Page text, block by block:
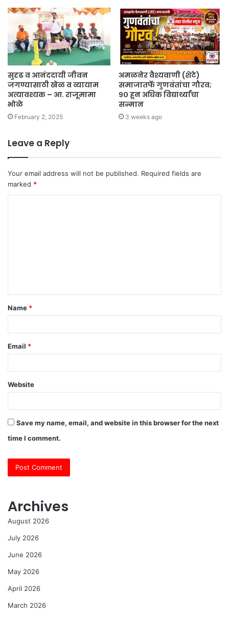
सुदृढ व आनंददायी जीवन
जगण्यासाठी खेळ व व्यायाम
अत्यावश्यक – आ. राजूमामा
भोळे
February 2, 2025
अमळनेर वैश्यवाणी (शेटे)
समाजातर्फे गुणवंतांचा गौरव;
९० हून अधिक विद्यार्थ्यांचा
सन्मान
3 weeks ago
Leave a Reply
Your email address will not be published. Required fields are
marked *
t
*
Name *
Email *
Website
Save my name, email, and website in this browser for the next
time I comment.
Archives
August 2026
July 2026
June 2026
May 2026
April 2026
March 2026